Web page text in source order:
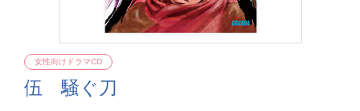
伍 騒ぐ刀
女性向けドラマCD